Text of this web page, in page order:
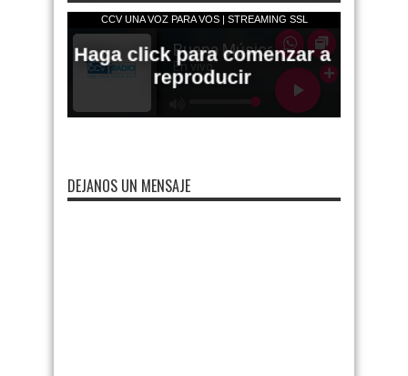
DEJANOS UN MENSAJE